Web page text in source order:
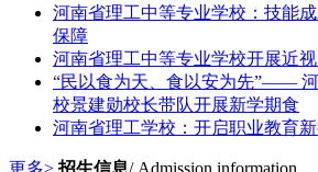
河南省理工中等专业学校：技能
保障
河南省理工中等专业学校开展近
“民以食为天、食以安为先”——
校景建勋校长带队开展新学期食
河南省理工学校：开启职业教育
更多> 招生信息/ Admission information